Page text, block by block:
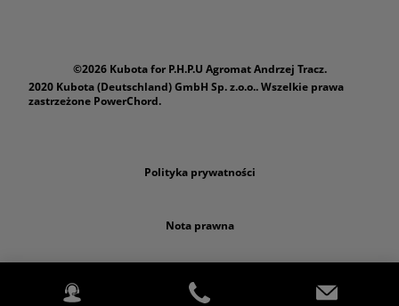
©2026 Kubota for P.H.P.U Agromat Andrzej Tracz.
2020 Kubota (Deutschland) GmbH Sp. z.o.o.. Wszelkie prawa
zastrzeżone PowerChord.
Polityka prywatności
Nota prawna